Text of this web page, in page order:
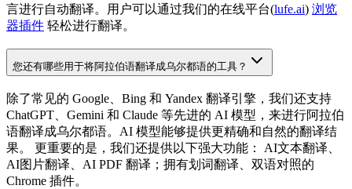
言进行自动翻译。用户可以通过我们的在线平台(lufe.ai) 浏览
器插件 轻松进行翻译。
您还有哪些用于将阿拉伯语翻译成乌尔都语的工具？
除了常见的 Google、Bing 和 Yandex 翻译引擎，我们还支持
ChatGPT、Gemini 和 Claude 等先进的 AI 模型，来进行阿拉伯
语翻译成乌尔都语。AI 模型能够提供更精确和自然的翻译结
果。 更重要的是，我们还提供以下强大功能： AI文本翻译、
AI图片翻译、AI PDF 翻译；拥有划词翻译、双语对照的
Chrome 插件。